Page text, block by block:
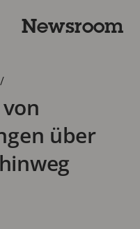
Newsroom
/
über